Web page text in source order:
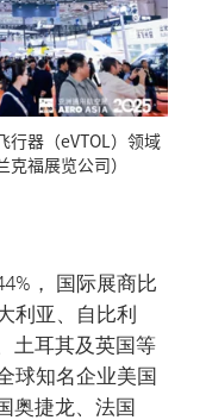
行器（eVTOL）领域
福展览公司）
， 国际展商比
利亚、自比利
土耳其及英国等
球知名企业美国
奥捷龙、法国